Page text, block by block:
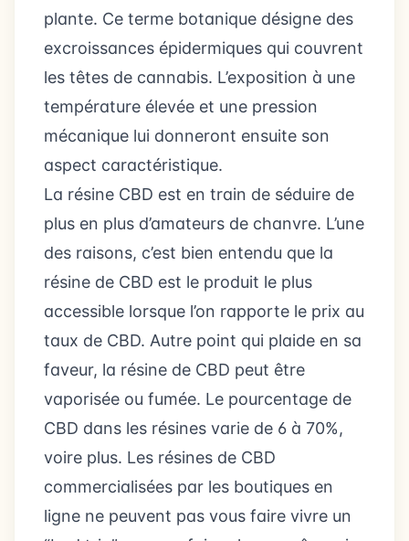
plante. Ce terme botanique désigne des
excroissances épidermiques qui couvrent
les têtes de cannabis. L’exposition à une
température élevée et une pression
mécanique lui donneront ensuite son
aspect caractéristique.
La résine CBD est en train de séduire de
plus en plus d’amateurs de chanvre. L’une
des raisons, c’est bien entendu que la
résine de CBD est le produit le plus
accessible lorsque l’on rapporte le prix au
taux de CBD. Autre point qui plaide en sa
faveur, la résine de CBD peut être
vaporisée ou fumée. Le pourcentage de
CBD dans les résines varie de 6 à 70%,
voire plus. Les résines de CBD
commercialisées par les boutiques en
ligne ne peuvent pas vous faire vivre un